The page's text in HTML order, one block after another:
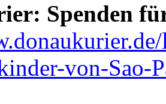
Spenden
von-Sao-